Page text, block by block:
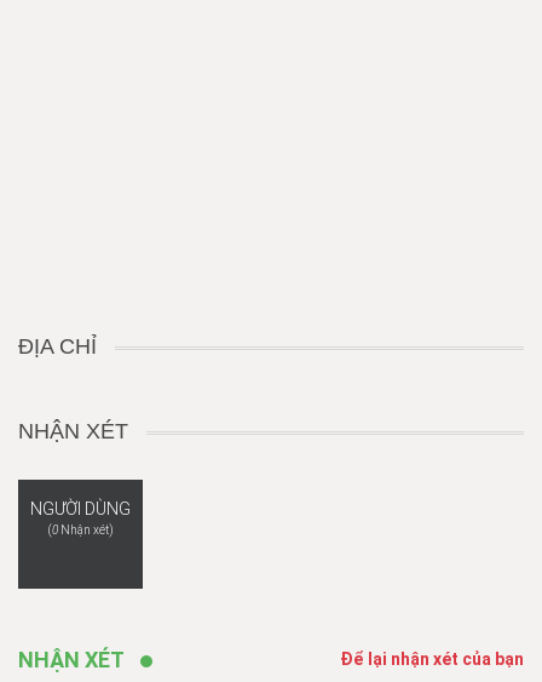
ĐỊA CHỈ
NHẬN XÉT
NGƯỜI DÙNG
(0Nhận xét)
NHẬN XÉT Để lại nhận xét của bạn